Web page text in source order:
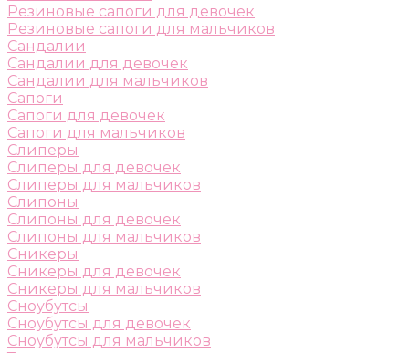
Резиновые сапоги для девочек
Резиновые сапоги для мальчиков
Сандалии
Сандалии для девочек
Сандалии для мальчиков
Сапоги
Сапоги для девочек
Сапоги для мальчиков
Слиперы
Слиперы для девочек
Слиперы для мальчиков
Слипоны
Слипоны для девочек
Слипоны для мальчиков
Сникеры
Сникеры для девочек
Сникеры для мальчиков
Сноубутсы
Сноубутсы для девочек
Сноубутсы для мальчиков